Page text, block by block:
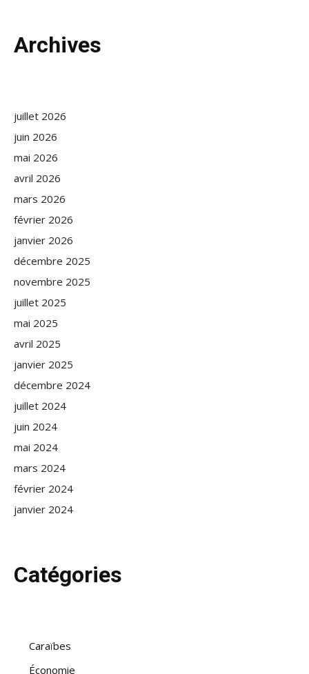
Archives
juillet 2026
juin 2026
mai 2026
avril 2026
mars 2026
février 2026
janvier 2026
décembre 2025
novembre 2025
juillet 2025
mai 2025
avril 2025
janvier 2025
décembre 2024
juillet 2024
juin 2024
mai 2024
mars 2024
février 2024
janvier 2024
Catégories
Caraïbes
Économie